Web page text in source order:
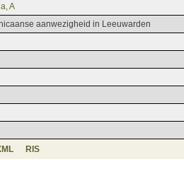
A
aanwezigheid in Leeuwarden
RIS